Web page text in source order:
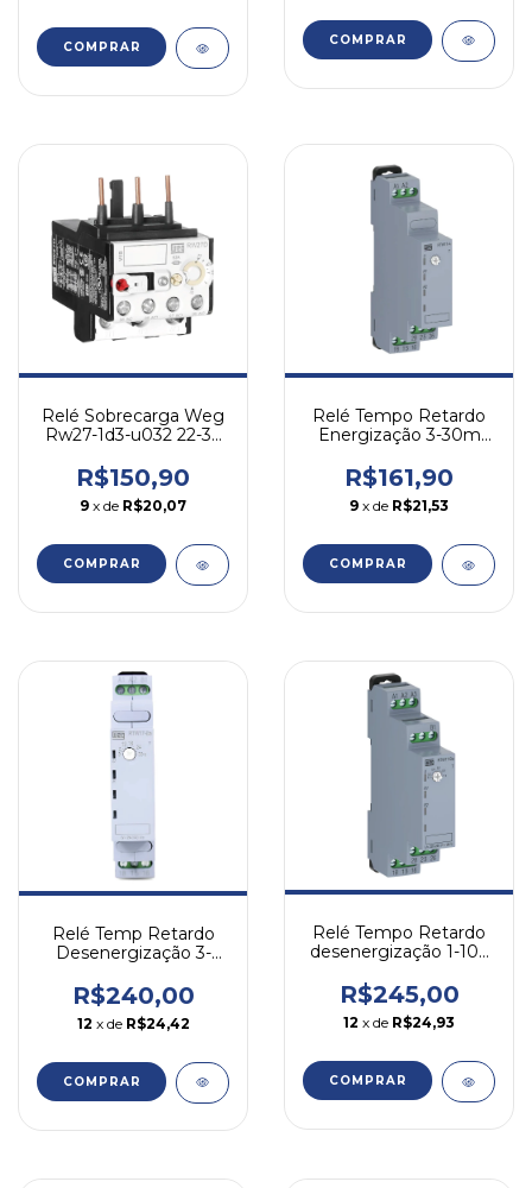
COMPRAR COMPRAR
Relé Sobrecarga Weg
Rw27-1d3-u032 22-32
R$150,90
9 x de R$20,07
COMPRAR
Relé Tempo Retardo
Energização 3-30m
Weg
R$161,90
9 x de R$21,53
COMPRAR
Relé Temp Retardo
Desenergização 3-
Weg
R$240,00
12 x de R$24,42
COMPRAR
Relé Tempo Retardo
desenergização 1-10S
R$245,00
12 x de R$24,93